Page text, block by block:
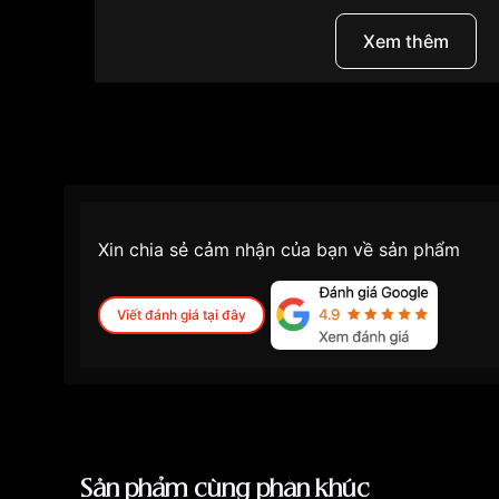
Thiết kế Classics Index cổ điển, thanh lịch,
Mặt số xanh Blue sang trọng, bắt sáng tốt.
Xuất xứ:Thụy Sĩ
Bộ sưu tập:Classics Index
FC-303NN5B6B
Số chân kính:26 jewels
Xem thêm
Xin chia sẻ cảm nhận của bạn về sản phẩm
Viết đánh giá tại đây
Sản phẩm cùng phân khúc